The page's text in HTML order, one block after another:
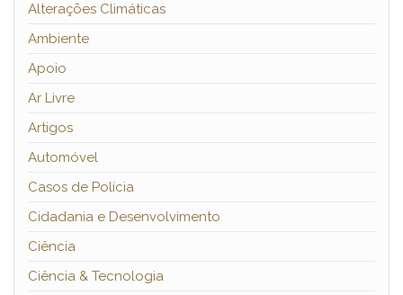
Alterações Climáticas
Ambiente
Apoio
Ar Livre
Artigos
Automóvel
Casos de Polícia
Cidadania e Desenvolvimento
Ciência
Ciência & Tecnologia